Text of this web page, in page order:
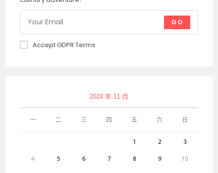
GO
Accept GDPR Terms
2024 年 11 月
一 二 三 四 五 六 日
1 2 3
4 5 6 7 8 9 10